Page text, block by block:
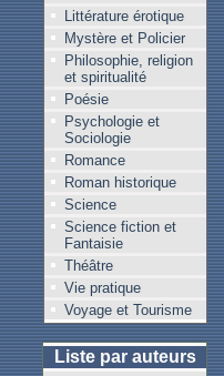
Littérature érotique
Mystère et Policier
Philosophie, religion
et spiritualité
Poésie
Psychologie et
Sociologie
Romance
Roman historique
Science
Science fiction et
Fantaisie
Théâtre
Vie pratique
Voyage et Tourisme
Liste par auteurs